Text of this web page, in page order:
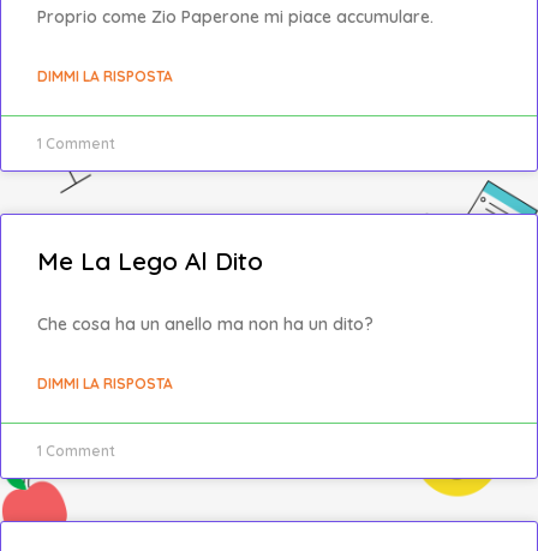
Proprio come Zio Paperone mi piace accumulare.
DIMMI LA RISPOSTA
1 Comment
Me La Lego Al Dito
Che cosa ha un anello ma non ha un dito?
DIMMI LA RISPOSTA
1 Comment